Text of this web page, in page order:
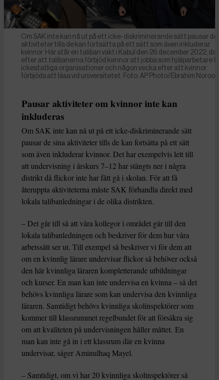
Om SAK inte kan nå ut på ett icke-diskriminerande sätt pausar de
aktiviteter tills de kan fortsätta på ett sätt som även inkluderar
kvinnor. Här står en taliban vakt i Kabul den 26 december 2022,
efter att talibanerna förbjöd kvinnor att jobba som hjälparbetare
ickestatliga organisationer och någon vecka efter att kvinnor
förbjöds att läsa vid universitetet. Foto: AP Photo/Ebrahim
Pausar aktiviteter om kvinnor inte kan
inkluderas
Om SAK inte kan nå ut på ett icke-diskriminerande sätt
pausar de sina aktiviteter tills de kan fortsätta på ett sätt
som även inkluderar kvinnor. Det har exempelvis lett till
att undervisning i årskurs 7–12 har stängts ner i några
distrikt då flickor inte har fått gå i skolan. För att få
återuppta aktiviteterna måste SAK förhandla direkt med
lokala talibanledningar i de olika distrikten.
– Det går till så att våra kollegor i området går till den
lokala talibanledningen och beskriver för dem hur våra
arbetssätt ser ut. Till exempel så beskriver vi för dem att
om en kvinnlig lärare undervisar flickor så behöver också
den här kvinnliga läraren kompletterande utbildningar
och kurser. En man kan inte undervisa en kvinna – så det
behövs kvinnliga lärare som kan undervisa den kvinnliga
läraren. Samtidigt behövs kvinnliga skolinspektörer som
kommer till klassrummet regelbundet för att försäkra sig
om att kvaliteten på undervisningen håller måttet. En
man kan inte gå in i ett klassrum där en kvinna
undervisar, säger Aminulhaq Mayel.
– Samtidigt, om vi har 20 kvinnliga skolinspektörer så